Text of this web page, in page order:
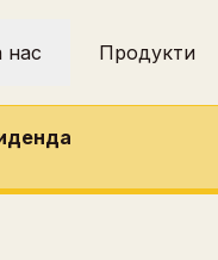
нас Продукти